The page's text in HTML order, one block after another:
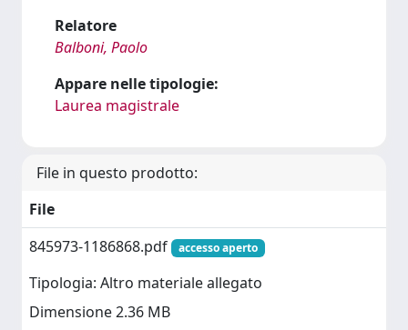
Relatore
Balboni, Paolo
Appare nelle tipologie:
Laurea magistrale
File in questo prodotto:
File
845973-1186868.pdf
accesso aperto
Tipologia: Altro materiale allegato
Dimensione 2.36 MB